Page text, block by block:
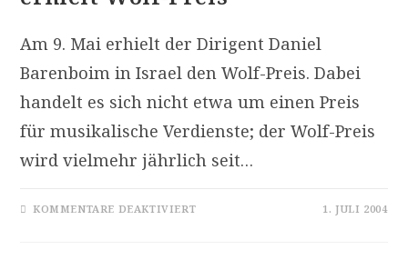
Am 9. Mai erhielt der Dirigent Daniel
Barenboim in Israel den Wolf-Preis. Dabei
handelt es sich nicht etwa um einen Preis
für musikalische Verdienste; der Wolf-Preis
wird vielmehr jährlich seit…
KOMMENTARE DEAKTIVIERTFÜR 1. JULI 2004